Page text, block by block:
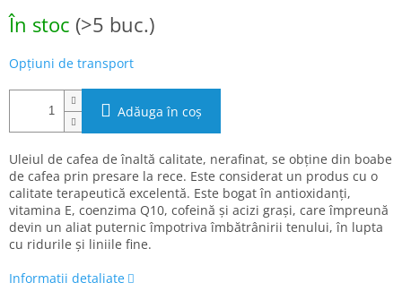
Evaluare
preţ:
În stoc (>5 buc.)
Opțiuni de transport
Adăuga în coş
Uleiul de cafea de înaltă calitate, nerafinat, se obține din boabe
de cafea prin presare la rece. Este considerat un produs cu o
calitate terapeutică excelentă. Este bogat în antioxidanți,
vitamina E, coenzima Q10, cofeină și acizi grași, care împreună
devin un aliat puternic împotriva îmbătrânirii tenului, în lupta
cu ridurile și liniile fine.
Informaţii detaliate